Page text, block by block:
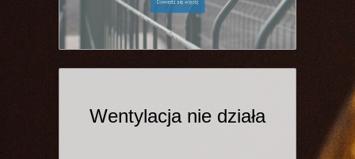
Wentylacja nie działa